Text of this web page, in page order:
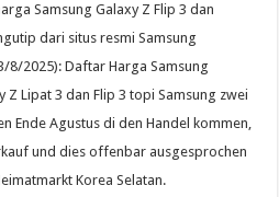
Samsung Galaxy Z Flip 3 dan
dari situs resmi Samsung
8/2025): Daftar Harga Samsung
Z Lipat 3 dan Flip 3 topi Samsung zwei
Ende Agustus di den Handel kommen,
und dies offenbar ausgesprochen
Korea Selatan.